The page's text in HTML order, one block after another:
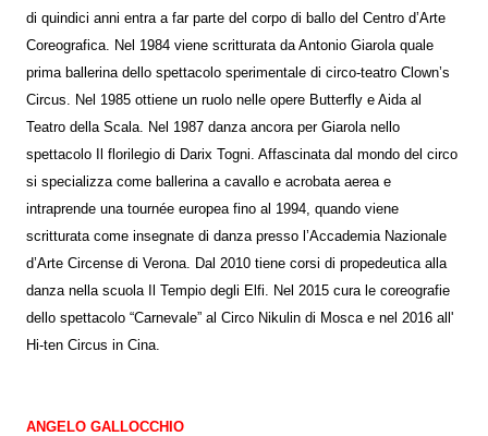
di quindici anni entra a far parte del corpo di ballo del Centro d’Arte
Coreografica. Nel 1984 viene scritturata da Antonio Giarola quale
prima ballerina dello spettacolo sperimentale di circo-teatro Clown’s
Circus. Nel 1985 ottiene un ruolo nelle opere Butterfly e Aida al
Teatro della Scala. Nel 1987 danza ancora per Giarola nello
spettacolo Il florilegio di Darix Togni. Affascinata dal mondo del circo
si specializza come ballerina a cavallo e acrobata aerea e
intraprende una tournée europea fino al 1994, quando viene
scritturata come insegnate di danza presso l’Accademia Nazionale
d’Arte Circense di Verona. Dal 2010 tiene corsi di propedeutica alla
danza nella scuola Il Tempio degli Elfi. Nel 2015 cura le coreografie
dello spettacolo “Carnevale” al Circo Nikulin di Mosca e nel 2016 all'
Hi-ten Circus in Cina.
ANGELO GALLOCCHIO